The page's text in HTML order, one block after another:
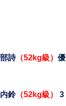
詩（52kg級） 優
鈴（52kg級）
3